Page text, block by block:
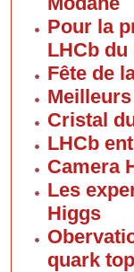
Pour la
LHCb
Fête de
Cristal
LHCb
Camera
Les
Higgs
quark